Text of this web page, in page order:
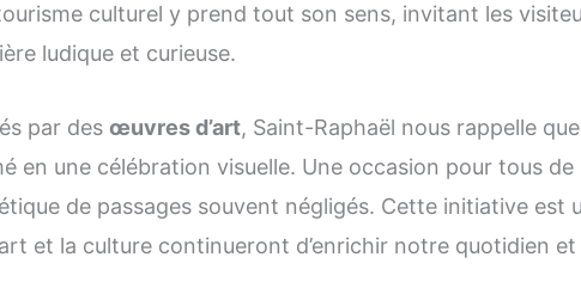
culturel y prend tout son sens, invitant les
ludique et curieuse.
par des œuvres d’art, Saint-Raphaël nous rappelle que
en une célébration visuelle. Une occasion pour tous de
de passages souvent négligés. Cette initiative est
et la culture continueront d’enrichir notre quotidien